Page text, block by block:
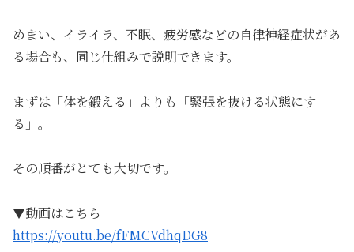
めまい、イライラ、不眠、疲労感などの自律神経症状があ
る場合も、同じ仕組みで説明できます。
まずは「体を鍛える」よりも「緊張を抜ける状態にす
る」。
その順番がとても大切です。
▼動画はこちら
https://youtu.be/fFMCVdhqDG8